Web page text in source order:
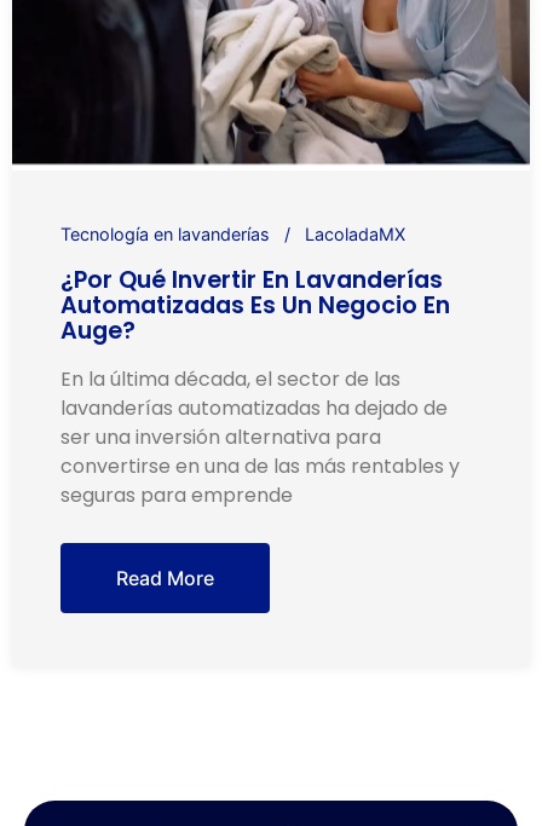
Tecnología en lavanderías LacoladaMX
¿Por Qué Invertir En Lavanderías
Automatizadas Es Un Negocio En
Auge?
En la última década, el sector de las
lavanderías automatizadas ha dejado de
ser una inversión alternativa para
convertirse en una de las más rentables y
seguras para emprende
Read More